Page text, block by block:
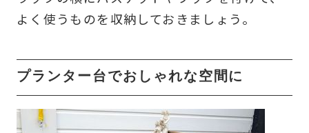
よく使うものを収納しておきましょう。
プランター台でおしゃれな空間に